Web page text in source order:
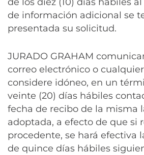
de información adicional se
presentada su solicitud.
JURADO GRAHAM
correo electrónico o
considere idóneo, en un
veinte (20) días hábiles
fecha de recibo de la misma
adoptada, a efecto de que si
procedente, se hará efectiva
de quince días hábiles